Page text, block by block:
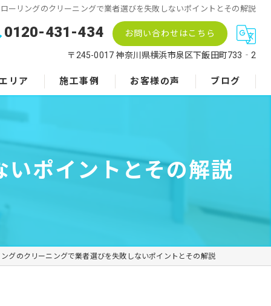
ーリングのクリーニングで業者選びを失敗しないポイントとその解説
0120-431-434 お問い合わせはこちら
〒245-0017 神奈川県横浜市泉区下飯田町733‐2
リア 施工事例 お客様の声 ブログ
ポイントとその解説
グのクリーニングで業者選びを失敗しないポイントとその解説